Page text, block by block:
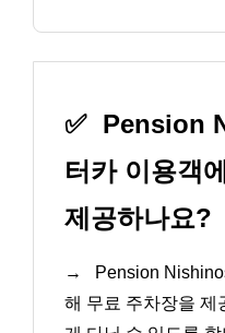
✅ Pension
터카 이용객
제공하나요?
→
Pension
해 무료 주차장을 제